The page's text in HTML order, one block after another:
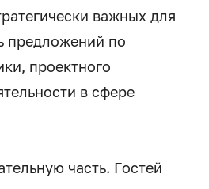
важных для
предложений по
проектного
в сфере
часть. Гостей